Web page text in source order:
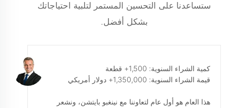
ستساعدنا على التحسين المستمر لتلبية احتياجاتك
بشكل أفضل.
كمية الشراء السنوية: 1,500+ قطعة
قيمة الشراء السنوية: 1,350,000+ دولار أمريكي
هذا العام هو أول عام لتعاوننا مع نينغبو بايتشن، ونشعر